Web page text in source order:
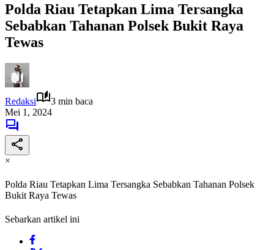
Polda Riau Tetapkan Lima Tersangka
Sebabkan Tahanan Polsek Bukit Raya
Tewas
Redaksi
3 min baca
Mei 1, 2024
×
Polda Riau Tetapkan Lima Tersangka Sebabkan Tahanan Polsek
Bukit Raya Tewas
Sebarkan artikel ini